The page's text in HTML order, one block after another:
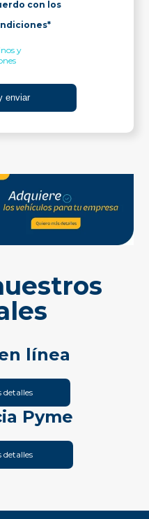
con los
y
línea
detalles
Pyme
detalles